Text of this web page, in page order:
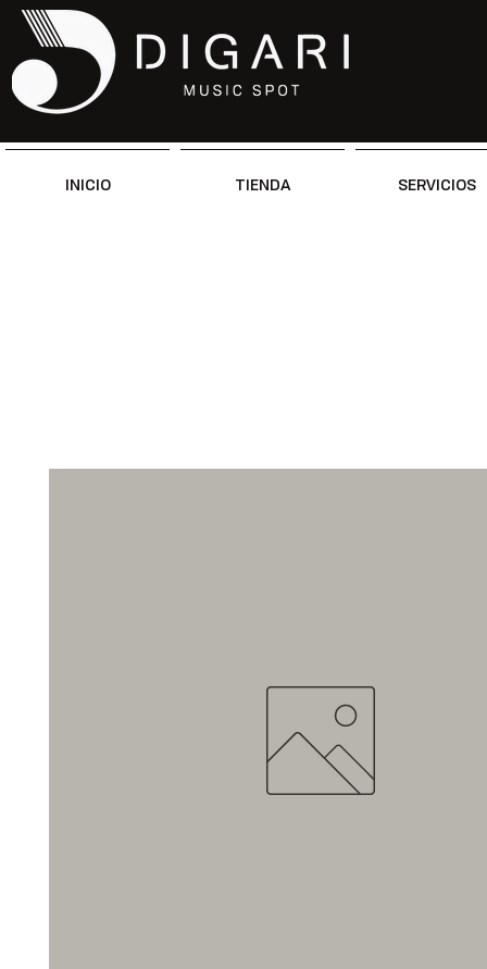
INICIO TIENDA SERVICIOS